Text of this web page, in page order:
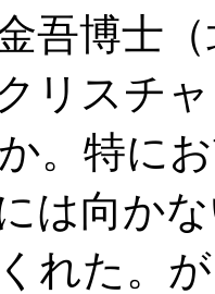
吾博士
リスチ
。特に
は向か
れた。